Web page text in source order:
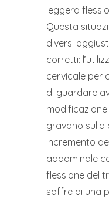
leggera
Questa
diversi
corretti:
cervicale per
di guardare
gravano sulla
incremento
addominale
flessione del
soffre di una